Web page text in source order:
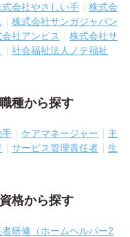
式会社やさしい手
株式会
株式会社サンガジャパン
社アンビス
株式会社サ
社会福祉法人ノテ福祉
種から探す
手 ケアマネージャー
主
サービス管理責任者
生
格から探す
研修（ホームヘルパー2